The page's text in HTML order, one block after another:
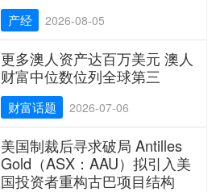
产经 2026-08-05
更多澳人资产达百万美元 澳人
财富中位数位列全球第三
财富话题 2026-07-06
美国制裁后寻求破局 Antilles
Gold（ASX：AAU）拟引入美
国投资者重构古巴项目结构